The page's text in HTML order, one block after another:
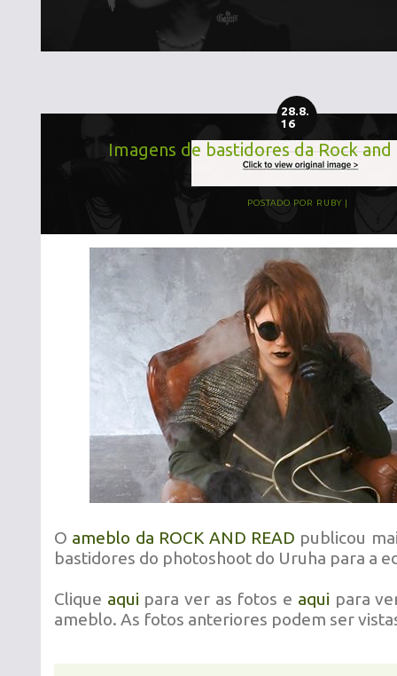
28.8.
16
Imagens de bastidores da Rock and
POSTADO POR RUBY
O ameblo da ROCK AND READ publicou
bastidores do photoshoot do Uruha para a
Clique aqui para ver as fotos e aqui para
ameblo. As fotos anteriores podem ser